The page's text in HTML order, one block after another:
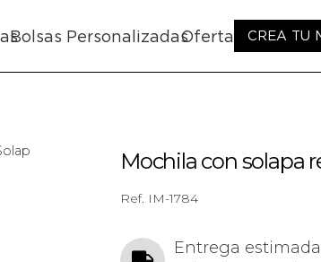
Bolsas PersonalizadasOferta CREA TU
Mochila con solapa
Ref. IM-1784
Entrega